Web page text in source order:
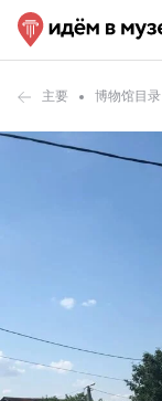
主要 博物馆目录